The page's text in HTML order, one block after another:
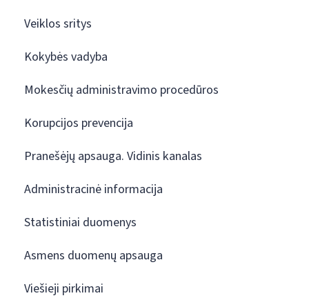
Veiklos sritys
Kokybės vadyba
Mokesčių administravimo procedūros
Korupcijos prevencija
Pranešėjų apsauga. Vidinis kanalas
Administracinė informacija
Statistiniai duomenys
Asmens duomenų apsauga
Viešieji pirkimai